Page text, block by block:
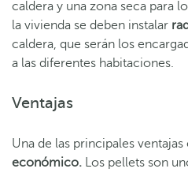
caldera y una zona seca para
la vivienda se deben instalar
caldera, que serán los
a las diferentes habitaciones.
Ventajas
Una de las principales ventajas
económico. Los pellets son